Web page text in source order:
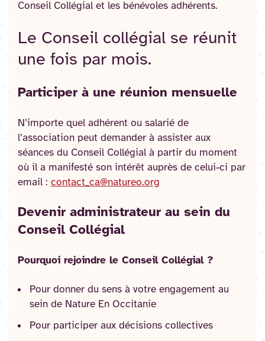
Conseil Collégial et les bénévoles adhérents.
Le Conseil collégial se réunit
une fois par mois.
Participer à une réunion mensuelle
N’importe quel adhérent ou salarié de
l’association peut demander à assister aux
séances du Conseil Collégial à partir du moment
où il a manifesté son intérêt auprès de celui-ci par
email : contact_ca@natureo.org
Devenir administrateur au sein du
Conseil Collégial
Pourquoi rejoindre le Conseil Collégial ?
Pour donner du sens à votre engagement au
sein de Nature En Occitanie
Pour participer aux décisions collectives